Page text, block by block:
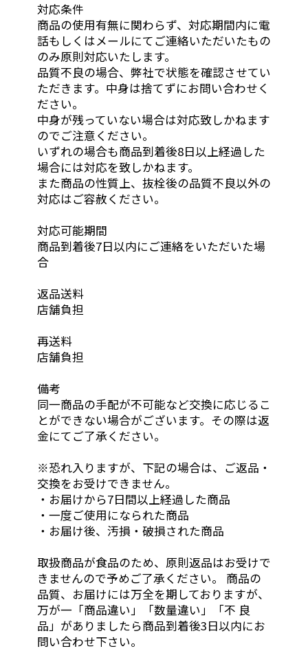
対応条件
商品の使用有無に関わらず、対応期間内に電
話もしくはメールにてご連絡いただいたもの
のみ原則対応いたします。
品質不良の場合、弊社で状態を確認させてい
ただきます。中身は捨てずにお問い合わせく
ださい。
中身が残っていない場合は対応致しかねます
のでご注意ください。
いずれの場合も商品到着後8日以上経過した
場合には対応を致しかねます。
また商品の性質上、抜栓後の品質不良以外の
対応はご容赦ください。
対応可能期間
商品到着後7日以内にご連絡をいただいた場
合
返品送料
店舗負担
再送料
店舗負担
備考
同一商品の手配が不可能など交換に応じるこ
とができない場合がございます。その際は返
金にてご了承ください。
※恐れ入りますが、下記の場合は、ご返品・
交換をお受けできません。
・お届けから7日間以上経過した商品
・一度ご使用になられた商品
・お届け後、汚損・破損された商品
取扱商品が食品のため、原則返品はお受けで
きませんので予めご了承ください。 商品の
品質、お届けには万全を期しておりますが、
万が一「商品違い」「数量違い」「不 良
品」がありましたら商品到着後3日以内にお
問い合わせ下さい。